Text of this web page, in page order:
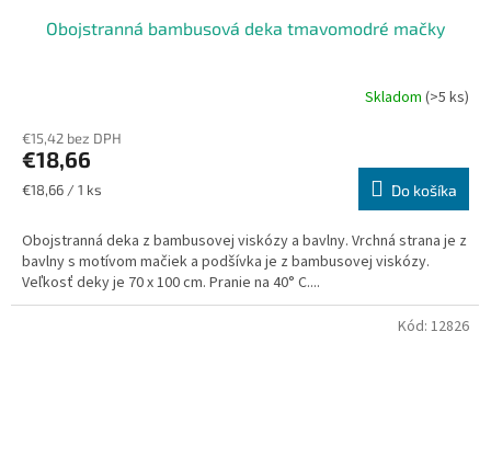
Obojstranná bambusová deka tmavomodré mačky
Skladom (>5 ks)
€15,42 bez DPH
€18,66
Jednotková
€18,66 / 1 ks Do košíka
Obojstranná deka z bambusovej viskózy a bavlny. Vrchná strana je z
bavlny s motívom mačiek a podšívka je z bambusovej viskózy.
Veľkosť deky je 70 x 100 cm. Pranie na 40° C....
Kód: 12826